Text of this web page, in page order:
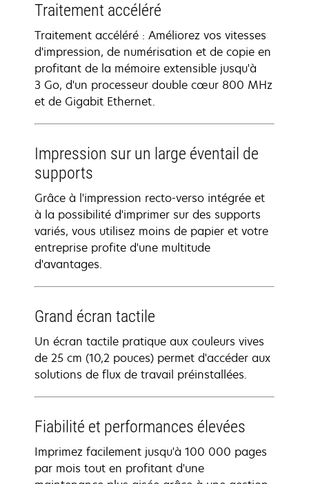
Traitement accéléré
Traitement accéléré : Améliorez vos vitesses
d'impression, de numérisation et de copie en
profitant de la mémoire extensible jusqu'à
3 Go, d'un processeur double cœur 800 MHz
et de Gigabit Ethernet.
Impression sur un large éventail de
supports
Grâce à l'impression recto-verso intégrée et
à la possibilité d'imprimer sur des supports
variés, vous utilisez moins de papier et votre
entreprise profite d'une multitude
d'avantages.
Grand écran tactile
Un écran tactile pratique aux couleurs vives
de 25 cm (10,2 pouces) permet d'accéder aux
solutions de flux de travail préinstallées.
Fiabilité et performances élevées
Imprimez facilement jusqu'à 100 000 pages
par mois tout en profitant d'une